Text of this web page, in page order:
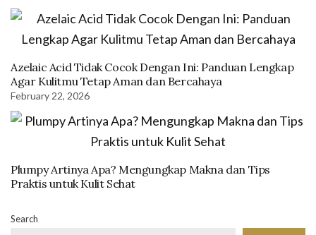
Azelaic Acid Tidak Cocok Dengan Ini: Panduan Lengkap
Agar Kulitmu Tetap Aman dan Bercahaya
February 22, 2026
Plumpy Artinya Apa? Mengungkap Makna dan Tips
Praktis untuk Kulit Sehat
Search